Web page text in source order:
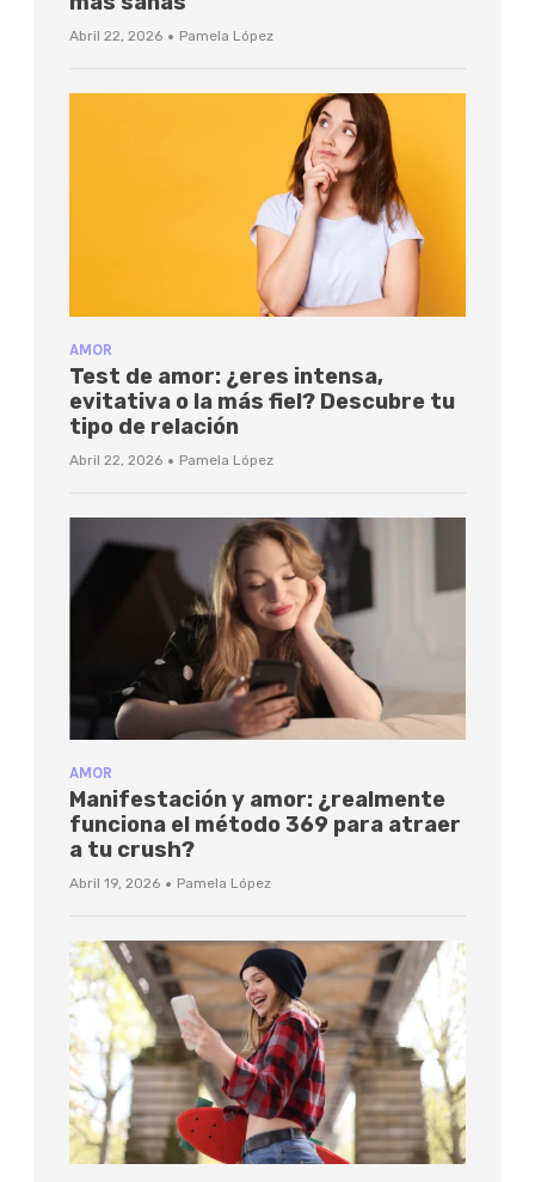
Abril 22, 2026 · Pamela López
AMOR
Test de amor: ¿eres intensa,
evitativa o la más fiel? Descubre tu
tipo de relación
Abril 22, 2026 · Pamela López
AMOR
Manifestación y amor: ¿realmente
funciona el método 369 para atraer
a tu crush?
Abril 19, 2026 · Pamela López